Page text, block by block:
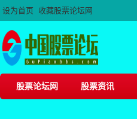
设为首页 收藏股票论坛网
股票论坛网 股票资讯